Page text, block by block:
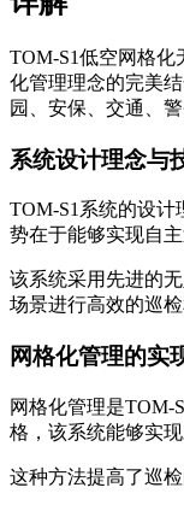
TOM-S1低空网格
化管理理念的完美
园、安保、交通、
系统设计理念与
TOM-S1系统的设
势在于能够实现自
该系统采用先进的
场景进行高效的巡检
网格化管理的实
网格化管理是TOM-
格，该系统能够实
这种方法提高了巡